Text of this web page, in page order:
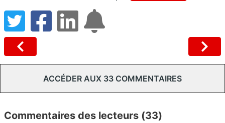
ACCÉDER AUX 33 COMMENTAIRES
Commentaires des lecteurs (33)